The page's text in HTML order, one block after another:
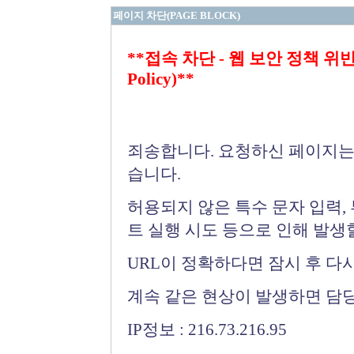
페이지 차단(PAGE BLOCK)
**접속 차단 - 웹 보안 정책 위
Policy)**
죄송합니다. 요청하신 페이지
습니다.
허용되지 않은 특수 문자 입력
트 실행 시도 등으로 인해 발생
URL이 정확하다면 잠시 후 다
계속 같은 현상이 발생하면 담
IP정보 : 216.73.216.95